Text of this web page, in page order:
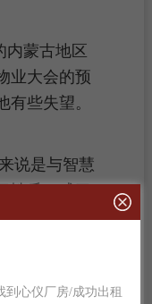
内蒙古地区
业大会的预
些失望。
说是与智慧
质，成了
，后面是卖
基本也没什
心仪厂房/成功出租